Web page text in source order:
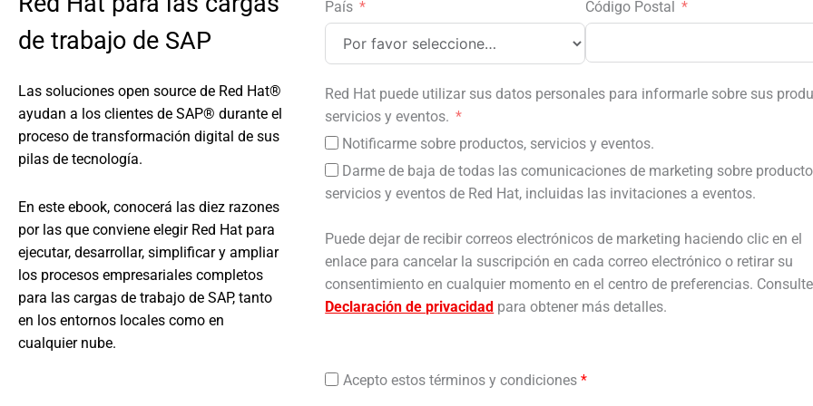
de trabajo de SAP
Las soluciones open source de Red Hat®
ayudan a los clientes de SAP® durante el
proceso de transformación digital de sus
pilas de tecnología.
En este ebook, conocerá las diez razones
por las que conviene elegir Red Hat para
ejecutar, desarrollar, simplificar y ampliar
los procesos empresariales completos
para las cargas de trabajo de SAP, tanto
en los entornos locales como en
cualquier nube.
País Código Postal
Red Hat puede utilizar sus datos personales para informarle sobre sus
servicios y eventos.
Notificarme sobre productos, servicios y eventos.
Darme de baja de todas las comunicaciones de marketing sobre
servicios y eventos de Red Hat, incluidas las invitaciones a eventos.
Puede dejar de recibir correos electrónicos de marketing haciendo clic en el
enlace para cancelar la suscripción en cada correo electrónico o retirar su
consentimiento en cualquier momento en el centro de preferencias.
Declaración de privacidad para obtener más detalles.
Acepto estos términos y condiciones*